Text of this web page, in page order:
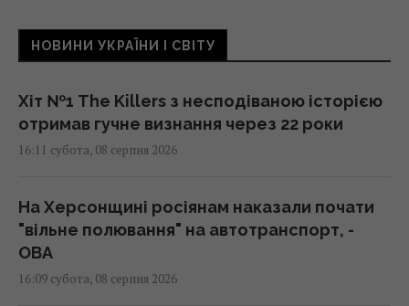
НОВИНИ УКРАЇНИ І СВІТУ
Хіт №1 The Killers з несподіваною історією
отримав гучне визнання через 22 роки
16:11 субота, 08 серпня 2026
На Херсонщині росіянам наказали почати
"вільне полювання" на автотранспорт, -
ОВА
16:09 субота, 08 серпня 2026